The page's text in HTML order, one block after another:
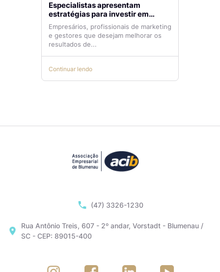
Especialistas apresentam
estratégias para investir em
tráfego pago com mais eficiência
Empresários, profissionais de marketing
e gestores que desejam melhorar os
resultados de...
Continuar lendo
(47) 3326-1230
Rua Antônio Treis, 607 - 2º andar, Vorstadt - Blumenau /
SC - CEP: 89015-400